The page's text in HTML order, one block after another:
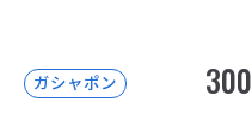
ガシャポン 300